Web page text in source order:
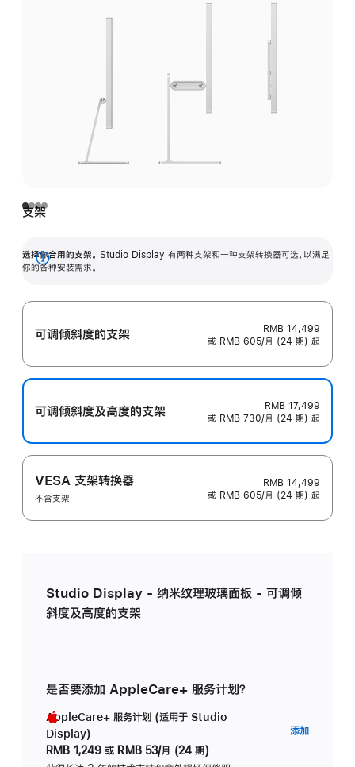
支架
选择你合用的支架。 Studio Display 有两种支架和一种支架转换器可选，以满足
你的各种安装需求。
展
可调倾斜度的支架
RMB 14,499
或 RMB 605/月 (24 期) 起
可调倾斜度及高‍度的支‍架
RMB 17,499
或 RMB 730/月 (24 期) 起
VESA 支架转换器
不含支架
RMB 14,499
或 RMB 605/月 (24 期) 起
Studio Display - 纳米纹理玻璃面板 - 可调倾
斜度及高度的支架
是否要添加 AppleCare+ 服务计划？
AppleCare+ 服务计划 (适用于 Studio
Display)
RMB 1,249 或 RMB 53/月 (24 期)
添加